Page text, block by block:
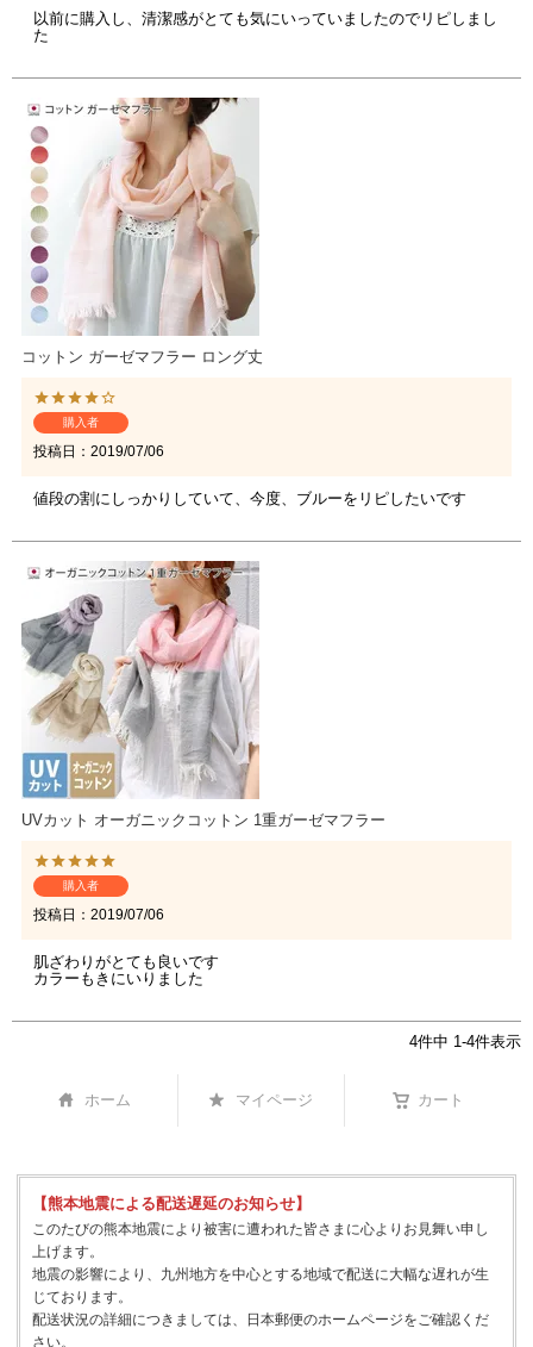
以前に購入し、清潔感がとても気にいっていましたのでリピしまし
た
コットン ガーゼマフラー ロング丈
購入者
投稿日 2019/07/06
値段の割にしっかりしていて、今度、ブルーをリピしたいです
UVカット オーガニックコットン 1重ガーゼマフラー
購入者
投稿日 2019/07/06
肌ざわりがとても良いです
カラーもきにいりました
4件中 1-4件表示
ホーム マイページ カート
【熊本地震による配送遅延のお知らせ】
このたびの熊本地震により被害に遭われた皆さまに心よりお見舞い申し
上げます。
地震の影響により、九州地方を中心とする地域で配送に大幅な遅れが生
じております。
配送状況の詳細につきましては、日本郵便のホームページをご確認くだ
さい。